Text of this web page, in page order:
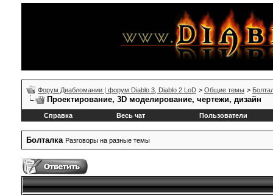
Форум Диабломании | форум Diablo 3, Diablo 2 LoD > Общие темы >
Проектирование, 3D моделирование, чертежи, дизайн
Справка Весь чат Пользователи
Болталка Разговоры на разные темы